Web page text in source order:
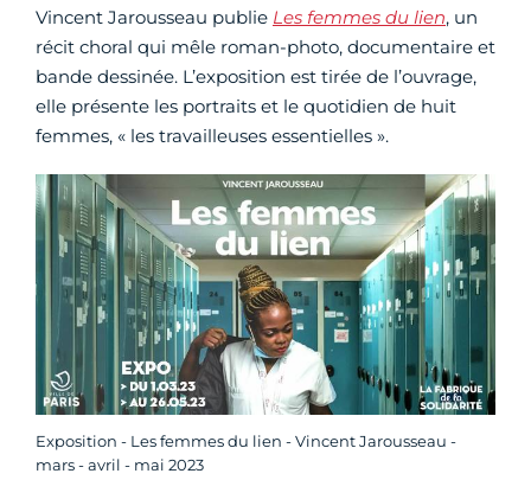
Vincent Jarousseau publie Les femmes du lien, un
récit choral qui mêle roman-photo, documentaire et
bande dessinée. L’exposition est tirée de l’ouvrage,
elle présente les portraits et le quotidien de huit
femmes, « les travailleuses essentielles ».
Exposition - Les femmes du lien - Vincent Jarousseau -
mars - avril - mai 2023